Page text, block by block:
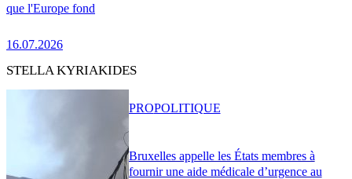
que l'Europe fond
16.07.2026
STELLA KYRIAKIDES
Bruxelles appelle les États membres à
fournir une aide médicale d’urgence au
PROPOLITIQUE